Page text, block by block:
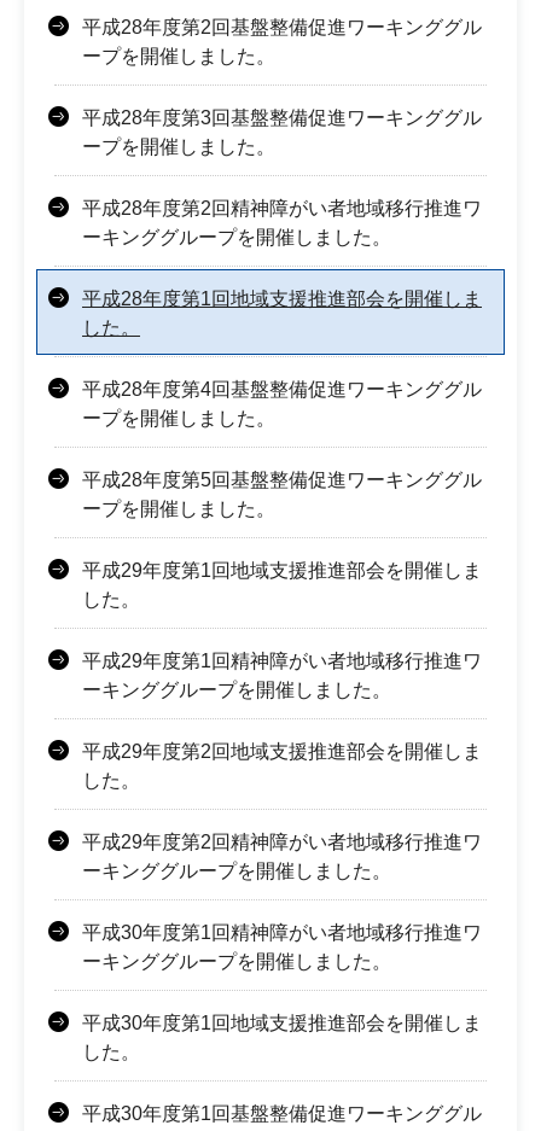
平成28年度第2回基盤整備促進ワーキンググル
ープを開催しました。
平成28年度第3回基盤整備促進ワーキンググル
ープを開催しました。
平成28年度第2回精神障がい者地域移行推進ワ
ーキンググループを開催しました。
平成28年度第1回地域支援推進部会を開催しま
した。
平成28年度第4回基盤整備促進ワーキンググル
ープを開催しました。
平成28年度第5回基盤整備促進ワーキンググル
ープを開催しました。
平成29年度第1回地域支援推進部会を開催しま
した。
平成29年度第1回精神障がい者地域移行推進ワ
ーキンググループを開催しました。
平成29年度第2回地域支援推進部会を開催しま
した。
平成29年度第2回精神障がい者地域移行推進ワ
ーキンググループを開催しました。
平成30年度第1回精神障がい者地域移行推進ワ
ーキンググループを開催しました。
平成30年度第1回地域支援推進部会を開催しま
した。
平成30年度第1回基盤整備促進ワーキンググル